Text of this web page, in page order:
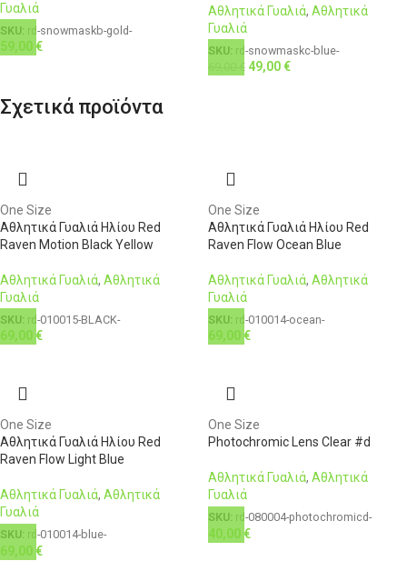
Γυαλιά
SKU: rd-snowmaskb-gold-
59,00 €
Αθλητικά Γυαλιά, Αθλητικά
Γυαλιά
SKU: rd-snowmaskc-blue-
€ 49,00€
Σχετικά προϊόντα
One Size
Αθλητικά Γυαλιά Ηλίου Red
Raven Motion Black Yellow
Αθλητικά Γυαλιά, Αθλητικά
Γυαλιά
SKU: rd-010015-BLACK-
69,00 €
One Size
Αθλητικά Γυαλιά Ηλίου Red
Raven Flow Ocean Blue
Αθλητικά Γυαλιά, Αθλητικά
Γυαλιά
SKU: rd-010014-ocean-
69,00 €
One Size
Αθλητικά Γυαλιά Ηλίου Red
Raven Flow Light Blue
Αθλητικά Γυαλιά, Αθλητικά
Γυαλιά
SKU: rd-010014-blue-
69,00 €
One Size
Photochromic Lens Clear #d
Αθλητικά Γυαλιά, Αθλητικά
Γυαλιά
SKU: rd-080004-photochromicd-
40,00 €